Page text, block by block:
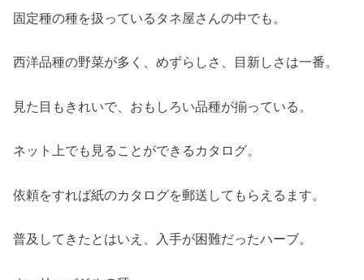
固定種の種を扱っているタネ屋さんの中でも。
西洋品種の野菜が多く、めずらしさ、目新しさは一番。
見た目もきれいで、おもしろい品種が揃っている。
ネット上でも見ることができるカタログ。
依頼をすれば紙のカタログを郵送してもらえるます。
普及してきたとはいえ、入手が困難だったハーブ。